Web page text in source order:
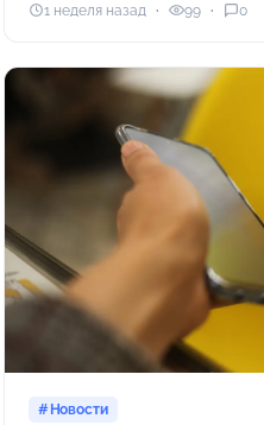
1 неделя назад 99 0
Новости